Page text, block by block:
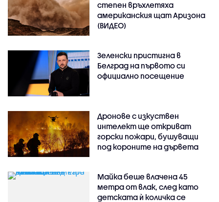
степен връхлетяха
американския щат Аризона
(ВИДЕО)
Зеленски пристигна в
Белград на първото си
официално посещение
Дронове с изкуствен
интелект ще откриват
горски пожари, бушуващи
под короните на дървета
Майка беше влачена 45
метра от влак, след като
детската ѝ количка се